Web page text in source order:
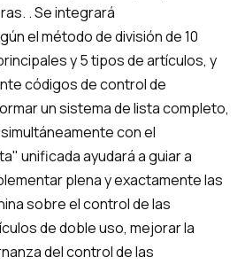
. Se integrará
el método de división de 10
y 5 tipos de artículos, y
códigos de control de
un sistema de lista completo,
con el
unificada ayudará a guiar a
plena y exactamente las
sobre el control de las
de doble uso, mejorar la
del control de las